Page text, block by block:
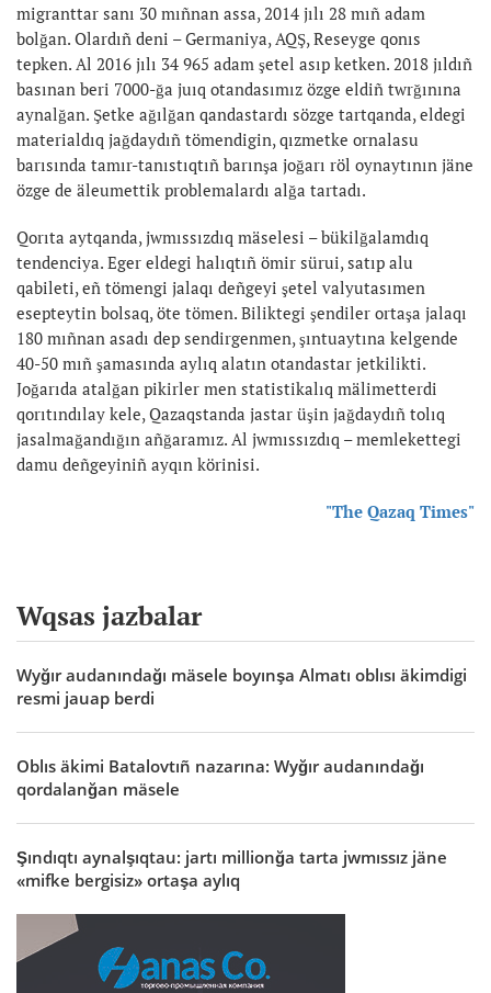
migranttar sanı 30 mıñnan assa, 2014 jılı 28 mıñ adam
bolğan. Olardıñ deni – Germaniya, AQŞ, Reseyge qonıs
tepken. Al 2016 jılı 34 965 adam şetel asıp ketken. 2018 jıldıñ
basınan beri 7000-ğa juıq otandasımız özge eldiñ twrğınına
aynalğan. Şetke ağılğan qandastardı sözge tartqanda, eldegi
materialdıq jağdaydıñ tömendigin, qızmetke ornalasu
barısında tamır-tanıstıqtıñ barınşa joğarı röl oynaytının jäne
özge de äleumettik problemalardı alğa tartadı.
Qorıta aytqanda, jwmıssızdıq mäselesi – bükilğalamdıq
tendenciya. Eger eldegi halıqtıñ ömir sürui, satıp alu
qabileti, eñ tömengi jalaqı deñgeyi şetel valyutasımen
esepteytin bolsaq, öte tömen. Biliktegi şendiler ortaşa jalaqı
180 mıñnan asadı dep sendirgenmen, şıntuaytına kelgende
40-50 mıñ şamasında aylıq alatın otandastar jetkilikti.
Joğarıda atalğan pikirler men statistikalıq mälimetterdi
qorıtındılay kele, Qazaqstanda jastar üşin jağdaydıñ tolıq
jasalmağandığın añğaramız. Al jwmıssızdıq – memlekettegi
damu deñgeyiniñ ayqın körinisi.
"The Qazaq Times"
Wqsas jazbalar
Wyğır audanındağı mäsele boyınşa Almatı oblısı äkimdigi
resmi jauap berdi
Oblıs äkimi Batalovtıñ nazarına: Wyğır audanındağı
qordalanğan mäsele
Şındıqtı aynalşıqtau: jartı millionğa tarta jwmıssız jäne
«mifke bergisiz» ortaşa aylıq